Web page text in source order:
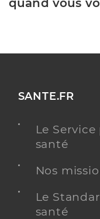
SANTE.FR
Le
santé
Nos
Le
santé